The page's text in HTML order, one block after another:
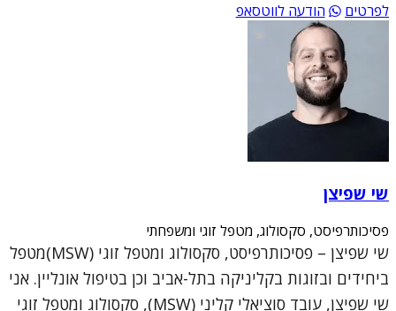
לפרטים
הודעה לווטסאפ
שי שפיצן
פסיכותרפיסט, סקסולוג, מטפל זוגי ומשפחתי
שי שפיצן – פסיכותרפיסט, סקסולוג ומטפל זוגי (MSW)מטפל
ביחידים ובזוגות בקליניקה בתל-אביב וכן בטיפול אונליין. אני
שי שפיצן, עובד סוציאלי קליני (MSW), סקסולוג ומטפל זוגי